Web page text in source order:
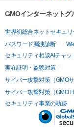
GMOインターネットグ
世界初総合ネットセキュリ
パスワード漏洩診断
セキュリティ相談AIチャッ
実在証明・盗聴対策
サイバー攻撃対策（GMO
サイバー攻撃対策（GMO
セキュリティ事業の軌跡